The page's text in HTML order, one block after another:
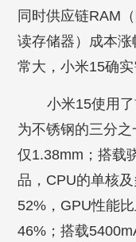
同时供应链RAM
读存储器）成本
常大，小米15确
小米15使用
为不锈钢的三分之
仅1.38mm；搭载
品，CPU的单核
52%，GPU性能
46%；搭载